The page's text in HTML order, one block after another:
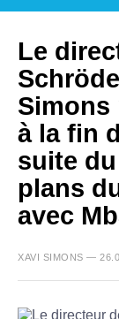
Le
Simons
à la fin
suite
plans
avec
XAVI SIMONS —